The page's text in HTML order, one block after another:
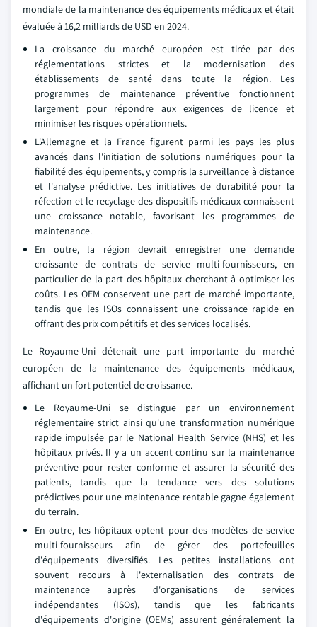
mondiale de la maintenance des équipements médicaux et était
évaluée à 16,2 milliards de USD en 2024.
La croissance du marché européen est tirée par des
réglementations strictes et la modernisation des
établissements de santé dans toute la région. Les
programmes de maintenance préventive fonctionnent
largement pour répondre aux exigences de licence et
minimiser les risques opérationnels.
L'Allemagne et la France figurent parmi les pays les plus
avancés dans l'initiation de solutions numériques pour la
fiabilité des équipements, y compris la surveillance à distance
et l'analyse prédictive. Les initiatives de durabilité pour la
réfection et le recyclage des dispositifs médicaux connaissent
une croissance notable, favorisant les programmes de
maintenance.
En outre, la région devrait enregistrer une demande
croissante de contrats de service multi-fournisseurs, en
particulier de la part des hôpitaux cherchant à optimiser les
coûts. Les OEM conservent une part de marché importante,
tandis que les ISOs connaissent une croissance rapide en
offrant des prix compétitifs et des services localisés.
Le Royaume-Uni détenait une part importante du marché
européen de la maintenance des équipements médicaux,
affichant un fort potentiel de croissance.
Le Royaume-Uni se distingue par un environnement
réglementaire strict ainsi qu'une transformation numérique
rapide impulsée par le National Health Service (NHS) et les
hôpitaux privés. Il y a un accent continu sur la maintenance
préventive pour rester conforme et assurer la sécurité des
patients, tandis que la tendance vers des solutions
prédictives pour une maintenance rentable gagne également
du terrain.
En outre, les hôpitaux optent pour des modèles de service
multi-fournisseurs afin de gérer des portefeuilles
d'équipements diversifiés. Les petites installations ont
souvent recours à l'externalisation des contrats de
maintenance auprès d'organisations de services
indépendantes (ISOs), tandis que les fabricants
d'équipements d'origine (OEMs) assurent généralement la